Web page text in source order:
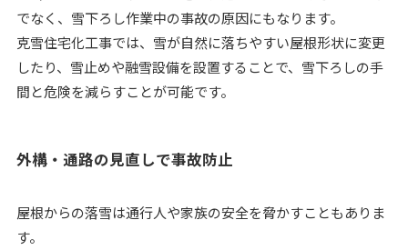
でなく、雪下ろし作業中の事故の原因にもなります。
克雪住宅化工事では、雪が自然に落ちやすい屋根形状に変更
したり、雪止めや融雪設備を設置することで、雪下ろしの手
間と危険を減らすことが可能です。
外構・通路の見直しで事故防止
屋根からの落雪は通行人や家族の安全を脅かすこともありま
す。